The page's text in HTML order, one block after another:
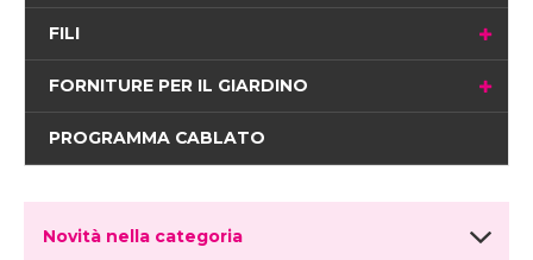
FILI
FORNITURE PER IL GIARDINO
PROGRAMMA CABLATO
Novità nella categoria